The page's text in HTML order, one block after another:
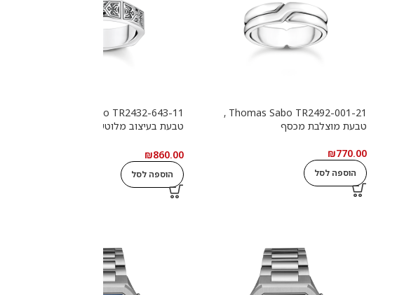
Thomas Sabo TR2492-001-21 ,
טבעת מוצלבת מכסף
₪770.00
הוספה לסל
טבעת בעיצוב מלוטש עם אבנים
₪860.00
הוספה לסל